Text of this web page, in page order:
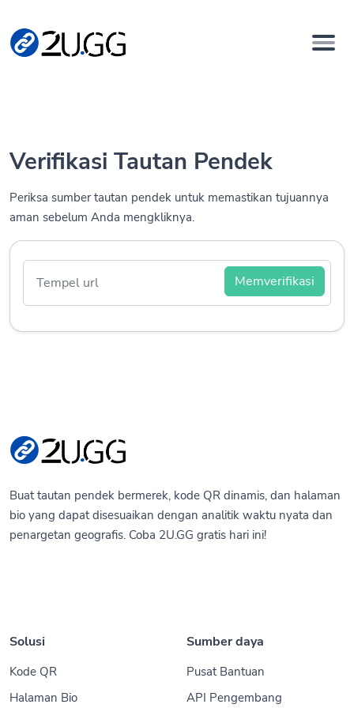
Verifikasi Tautan Pendek
Periksa sumber tautan pendek untuk memastikan tujuannya
aman sebelum Anda mengkliknya.
Memverifikasi
Buat tautan pendek bermerek, kode QR dinamis, dan halaman
bio yang dapat disesuaikan dengan analitik waktu nyata dan
penargetan geografis. Coba 2U.GG gratis hari ini!
Solusi
Kode QR
Halaman Bio
Sumber daya
Pusat Bantuan
API Pengembang